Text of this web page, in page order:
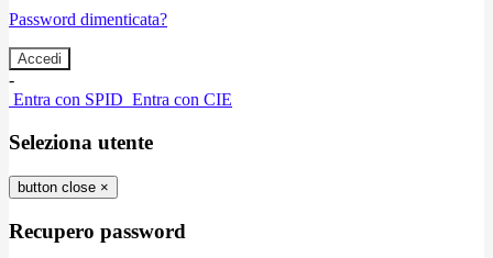
Password dimenticata?
-
Entra con SPID Entra con CIE
Seleziona utente
button close ×
Recupero password